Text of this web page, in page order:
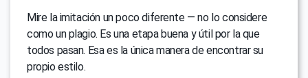
Mire la imitación un poco diferente — no lo considere
como un plagio. Es una etapa buena y útil por la que
todos pasan. Esa es la única manera de encontrar su
propio estilo.